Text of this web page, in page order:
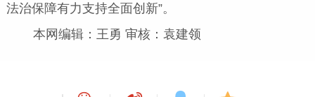
法治保障有力支持全面创新”。
本网编辑：王勇 审核：袁建领